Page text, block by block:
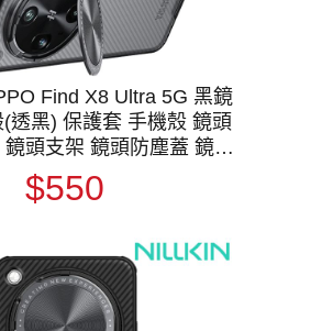
Find X8 Ultra 5G 黑鏡
透黑) 保護套 手機殼 鏡頭
頭支架 鏡頭防塵蓋 鏡頭
蓋
$550